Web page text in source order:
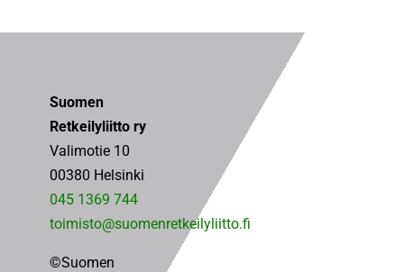
Suomen
Retkeilyliitto ry
Valimotie 10
00380 Helsinki
045 1369 744
toimisto@suomenretkeilyliitto.fi
©Suomen